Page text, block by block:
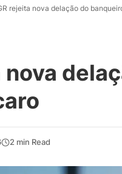
rejeita nova delação do
nova
2 min Read